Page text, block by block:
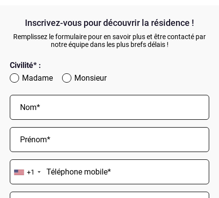
Inscrivez-vous pour découvrir la résidence !
Remplissez le formulaire pour en savoir plus et être contacté par
notre équipe dans les plus brefs délais !
Civilité* :
Madame
Monsieur
+1